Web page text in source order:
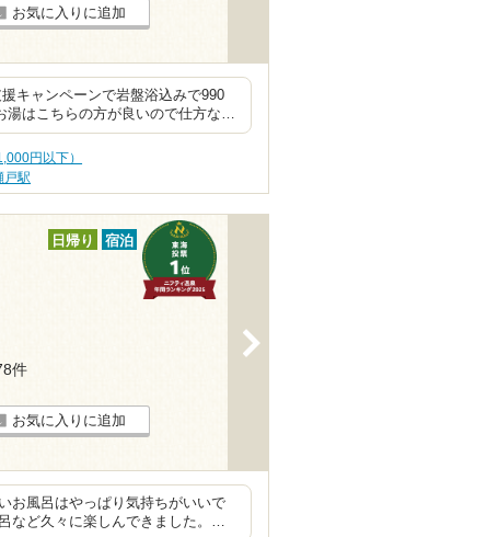
お気に入りに追加
キャンペーンで岩盤浴込みで990
湯はこちらの方が良いので仕方な…
円以下）
戸駅
日帰り 宿泊
件
お気に入りに追加
お風呂はやっぱり気持ちがいいで
など久々に楽しんできました。…